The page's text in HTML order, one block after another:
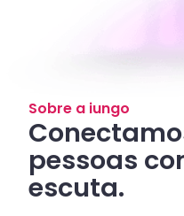
Sobre a iungo
pessoas
escuta.